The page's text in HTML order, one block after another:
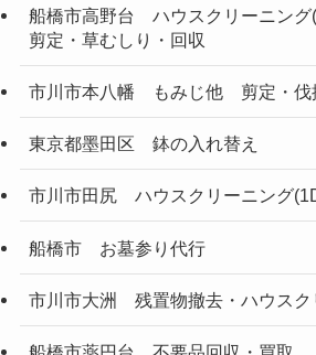
船橋市高野台 ハウスクリーニング
剪定・草むしり・回収
市川市本八幡 もみじ他 剪定・伐
東京都墨田区 鉢の入れ替え
市川市田尻 ハウスクリーニング
船橋市 お墓参り代行
市川市大洲 残置物撤去・ハウスク